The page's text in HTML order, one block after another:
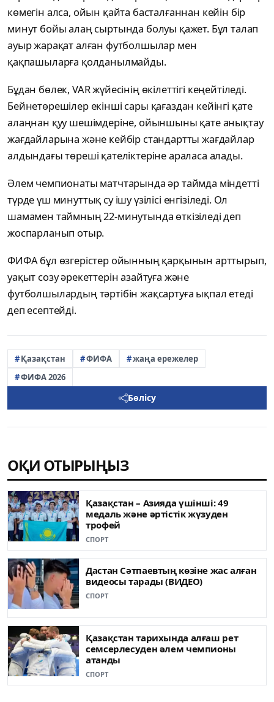
көмегін алса, ойын қайта басталғаннан кейін бір
минут бойы алаң сыртында болуы қажет. Бұл талап
ауыр жарақат алған футболшылар мен
қақпашыларға қолданылмайды.
Бұдан бөлек, VAR жүйесінің өкілеттігі кеңейтіледі.
Бейнетөрешілер екінші сары қағаздан кейінгі қате
алаңнан қуу шешімдеріне, ойыншыны қате анықтау
жағдайларына және кейбір стандартты жағдайлар
алдындағы төреші қателіктеріне араласа алады.
Әлем чемпионаты матчтарында әр таймда міндетті
түрде үш минуттық су ішу үзілісі енгізіледі. Ол
шамамен таймның 22-минутында өткізіледі деп
жоспарланып отыр.
ФИФА бұл өзгерістер ойынның қарқынын арттырып,
уақыт созу әрекеттерін азайтуға және
футболшылардың тәртібін жақсартуға ықпал етеді
деп есептейді.
Қазақстан ФИФА
жаңа ережелер
ФИФА 2026
Бөлісу
ОҚИ ОТЫРЫҢЫЗ
Қазақстан – Азияда үшінші: 49
медаль жəне əртістік жүзуден
трофей
СПОРТ
Дастан Сәтпаевтың көзіне жас алған
видеосы тарады (ВИДЕО)
СПОРТ
Қазақстан тарихында алғаш рет
семсерлесуден әлем чемпионы
атанды
СПОРТ